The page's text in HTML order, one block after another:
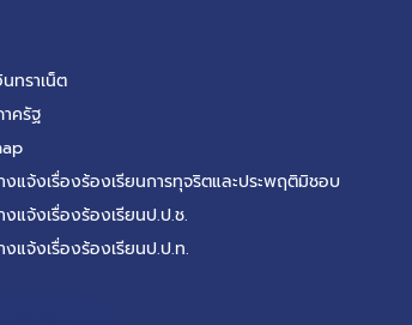
ทราเน็ต
ครัฐ
แจ้งเรื่องร้องเรียนการทุจริตและประพฤติมิชอบ
แจ้งเรื่องร้องเรียนป.ป.ช.
แจ้งเรื่องร้องเรียนป.ป.ท.